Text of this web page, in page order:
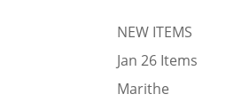
NEW ITEMS
Jan 26 Items
Marithe